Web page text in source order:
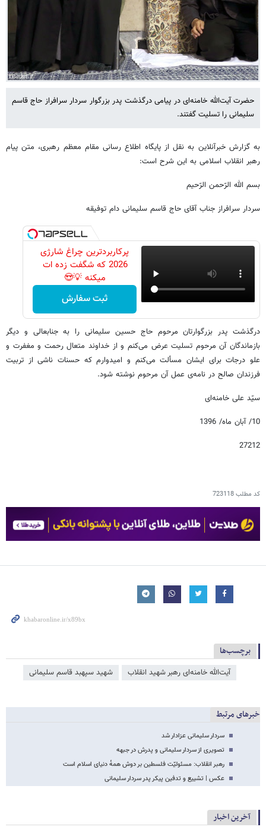
حضرت آیت‌الله خامنه‌ای در پیامی درگذشت پدر بزرگوار سردار سرافراز حاج قاسم
سلیمانی را تسلیت گفتند.
به گزارش خبرآنلاین به نقل از پایگاه اطلاع رسانی مقام معظم رهبری، متن پیام
رهبر انقلاب اسلامی به این شرح است:
بسم الله الرّحمن الرّحیم
سردار سرافراز جناب آقای حاج قاسم سلیمانی دام توفیقه
پرکاربردترین چراغ شارژی
2026 که شگفت زده ات
میکنه 💡😍
ثبت سفارش
درگذشت پدر بزرگوارتان مرحوم حاج حسین سلیمانی را به جنابعالی و دیگر
بازماندگان آن مرحوم تسلیت عرض می‌کنم و از خداوند متعال رحمت و مغفرت و
علو درجات برای ایشان مسألت می‌کنم و امیدوارم که حسنات ناشی از تربیت
فرزندان صالح در نامه‌ی عمل آن مرحوم نوشته شود.
سیّد علی خامنه‌ای
10/ آبان ماه/ 1396
27212
کد مطلب723118
برچسب‌ها
آیت‌الله خامنه‌ای رهبر شهید انقلاب شهید سپهبد قاسم سلیمانی
خبرهای مرتبط
سردار سلیمانی عزادار شد
تصویری از سردار سلیمانی و پدرش در جبهه
رهبر انقلاب: مسئولیّت فلسطین بر دوش همه‌ٔ دنیای اسلام است
عکس | تشییع و تدفین پیکر پدر سردار سلیمانی
آخرین اخبار